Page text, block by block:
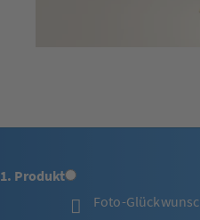
1. Produkt
Foto-